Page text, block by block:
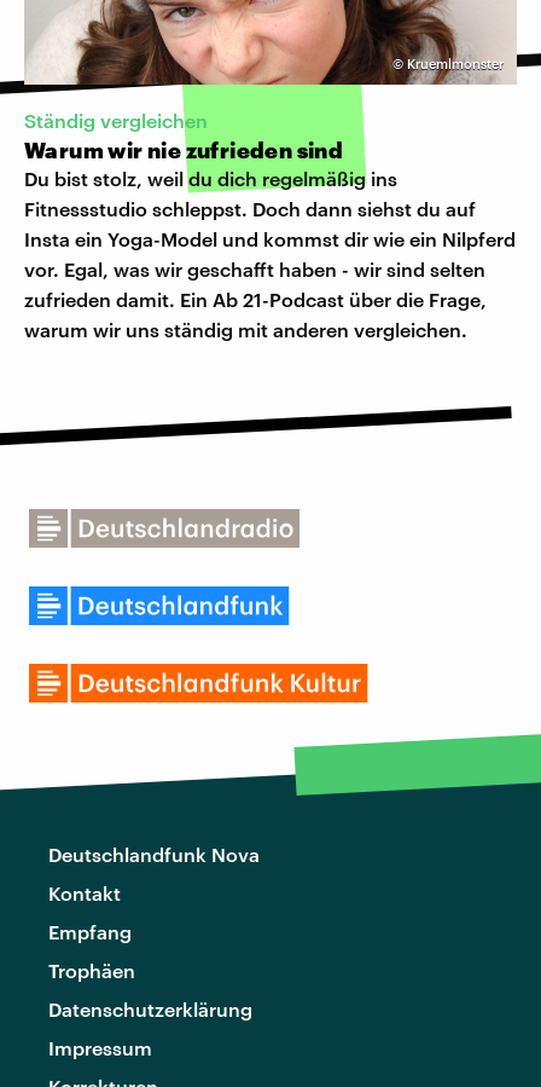
© Kruemlmonster
Ständig vergleichen
Warum wir nie zufrieden sind
Du bist stolz, weil du dich regelmäßig ins
Fitnessstudio schleppst. Doch dann siehst du auf
Insta ein Yoga-Model und kommst dir wie ein Nilpferd
vor. Egal, was wir geschafft haben - wir sind selten
zufrieden damit. Ein Ab 21-Podcast über die Frage,
warum wir uns ständig mit anderen vergleichen.
Deutschlandfunk Nova
Kontakt
Empfang
Trophäen
Datenschutzerklärung
Impressum